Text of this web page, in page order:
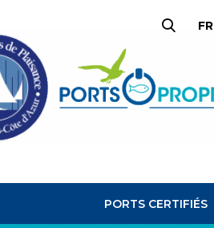
FR
PORTS CERTIFIÉS